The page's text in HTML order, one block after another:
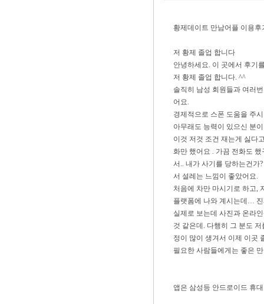
황제데이트 만남어플 이용후
저 황제 졸업 합니다
안녕하세요. 이 곳에서 후기
저 황제 졸업 합니다. ^^
솔직히 남성 회원들과 여러
어요.
경제적으로 스폰 도움을 주
아무래도 능력이 있으신 분
이것 저것 조건 재는게 싫다
화만 했어요 . 가끔 전화도
서.. 내가 사기를 당하는건가
서 설레는 느낌이 좋았어요.
처음에 차만 마시기로 하고,
플랫폼에 나와 계시는데…
실제로 보는데 사진과 온라
것 같은데. 다행히 그 분도
정이 많이 생겨서 이제 이곳
필요한 사람들에게는 좋은
앱은 삼성등 안드로이드 휴